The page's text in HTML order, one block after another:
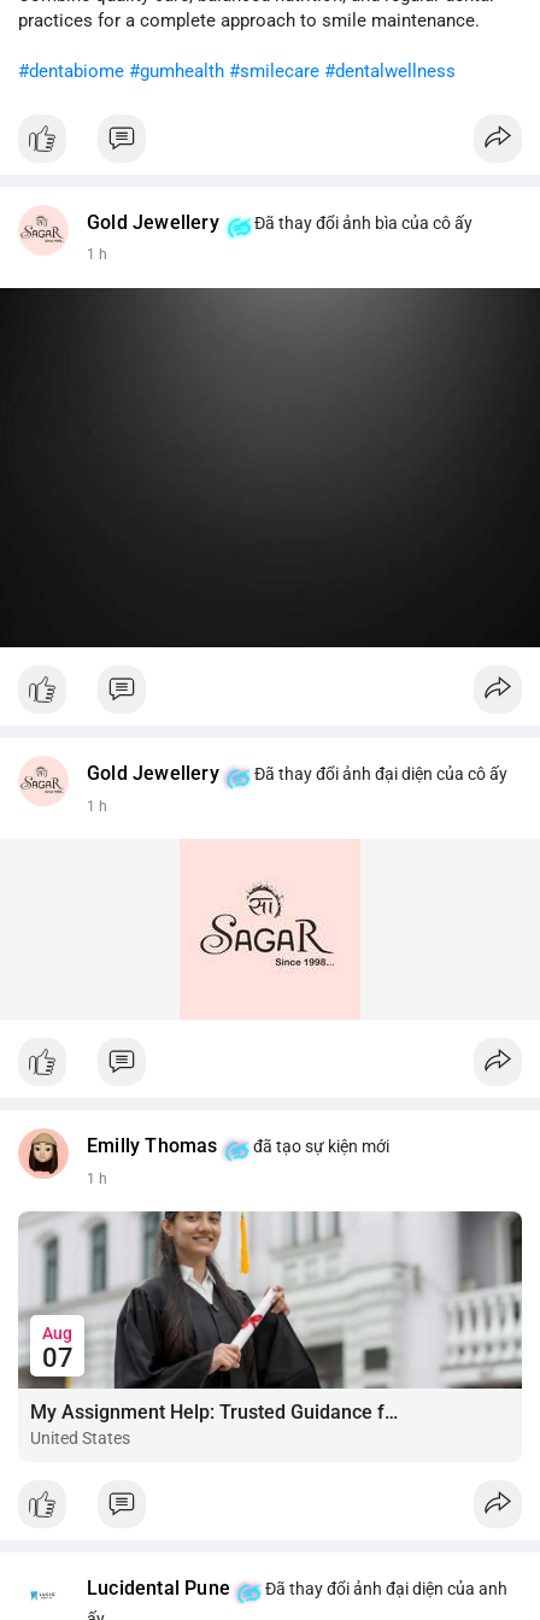
cân nhắc giảm tỷ trọng đòn bẩy và chờ xu hướng rõ ràng trước
practices for a complete approach to smile maintenance.
#dentabiome #gumhealth #smilecare #dentalwellness
Gold Jewellery Đã thay đổi ảnh bìa của cô ấy
1 h
Gold Jewellery Đã thay đổi ảnh đại diện của cô ấy
1 h
Emilly Thomas đã tạo sự kiện mới
1 h
Aug
07
My Assignment Help: Trusted Guidance for Academic Excellence
United States
Lucidental Pune
Đã thay đổi ảnh đại diện của anh